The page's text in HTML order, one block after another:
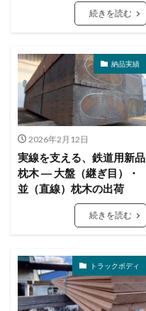
続きを読む
納品実績
2026年2月12日
実線を支える、鉄道用新品
枕木 ― 大盤（継ぎ目）・
並（直線）枕木の出荷
続きを読む
トラックボディ